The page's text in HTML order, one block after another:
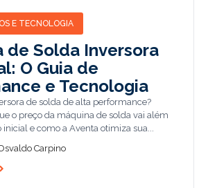
E TECNOLOGIA
de Solda Inversora
O Guia de
e Tecnologia
de solda de alta performance?
o preço da máquina de solda vai além
e como a Aventa otimiza sua...
Carpino